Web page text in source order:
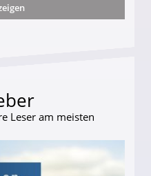
Leser am meisten